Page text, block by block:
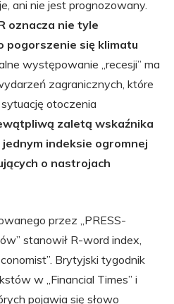
ani nie jest prognozowany.
oznacza nie tyle
pogorszenie się klimatu
występowanie „recesji” ma
zagranicznych, które
otoczenia
zaletą wskaźnika
indeksie ogromnej
o nastrojach
przez „PRESS-
stanowił R-word index,
Brytyjski tygodnik
w „Financial Times” i
pojawia się słowo